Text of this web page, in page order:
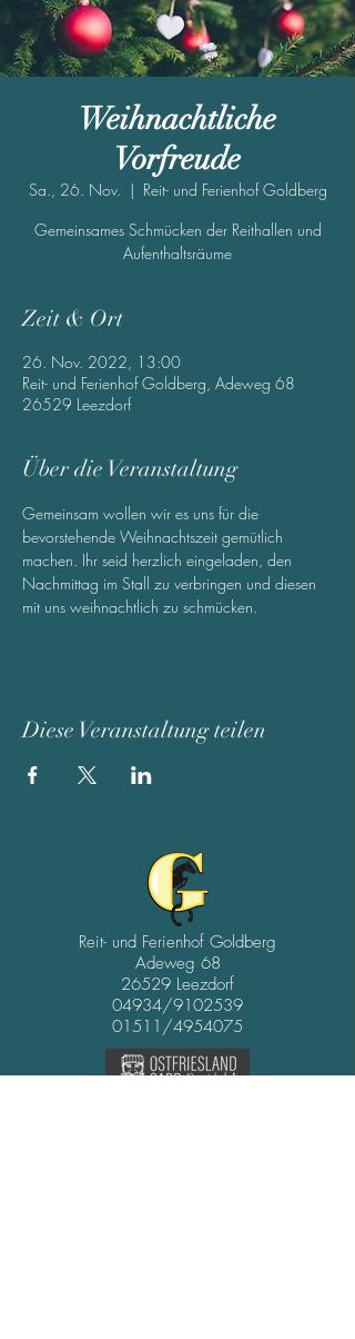
Weihnachtliche
Vorfreude
Sa., 26. Nov.
  |
Reit- und Ferienhof Goldberg
Gemeinsames Schmücken der Reithallen und
Aufenthaltsräume
Zeit & Ort
26. Nov. 2022, 13:00
Reit- und Ferienhof Goldberg, Adeweg 68
26529 Leezdorf
Über die Veranstaltung
Gemeinsam wollen wir es uns für die
bevorstehende Weihnachtszeit gemütlich
machen. Ihr seid herzlich eingeladen, den
Nachmittag im Stall zu verbringen und diesen
mit uns weihnachtlich zu schmücken.
Diese Veranstaltung teilen
Reit- und Ferienhof Goldberg
Adeweg 68
26529 Leezdorf
04934/9102539
01511/4954075